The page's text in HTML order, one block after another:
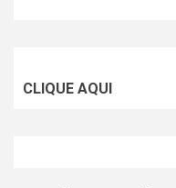
CLIQUE AQUI